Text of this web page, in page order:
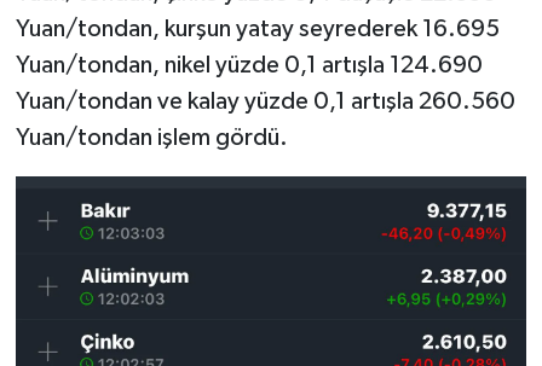
Yuan/tondan, kurşun yatay seyrederek 16.695
Yuan/tondan, nikel yüzde 0,1 artışla 124.690
Yuan/tondan ve kalay yüzde 0,1 artışla 260.560
Yuan/tondan işlem gördü.